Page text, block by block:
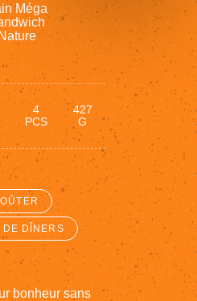
Méga
Nature
4
PCS
427
G
DE DÎNERS
bonheur sans